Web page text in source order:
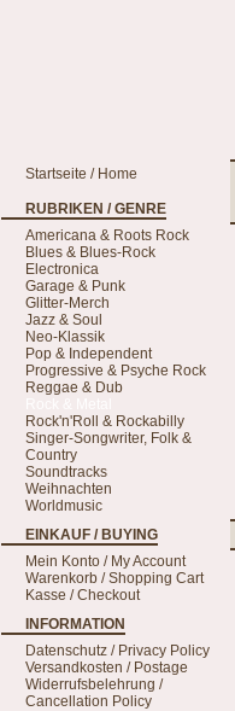
Startseite / Home
RUBRIKEN / GENRE
Americana & Roots Rock
Blues & Blues-Rock
Electronica
Garage & Punk
Glitter-Merch
Jazz & Soul
Neo-Klassik
Pop & Independent
Progressive & Psyche Rock
Reggae & Dub
Rock'n'Roll & Rockabilly
Singer-Songwriter, Folk &
Country
Soundtracks
Weihnachten
Worldmusic
EINKAUF / BUYING
Mein Konto / My Account
Warenkorb / Shopping Cart
Kasse / Checkout
INFORMATION
Datenschutz / Privacy Policy
Versandkosten / Postage
Widerrufsbelehrung /
Cancellation Policy